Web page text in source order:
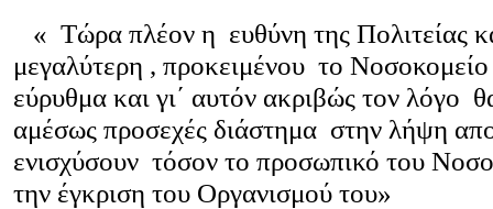
« Τώρα πλέον η ευθύνη της Πολιτείας
μεγαλύτερη , προκειμένου το Νοσοκομείο
εύρυθμα και γι΄ αυτόν ακριβώς τον λόγο
αμέσως προσεχές διάστημα στην λήψη
ενισχύσουν τόσον το προσωπικό του
την έγκριση του Οργανισμού του»